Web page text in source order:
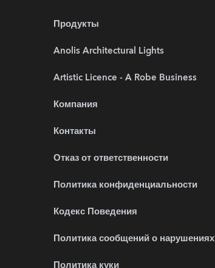
Продукты
Anolis Architectural Lights
Artistic Licence - A Robe Business
Компания
Контакты
Отказ от ответственности
Политика конфиденциальности
Кодекс Поведения
Политика сообщений о нарушениях
Политика куки